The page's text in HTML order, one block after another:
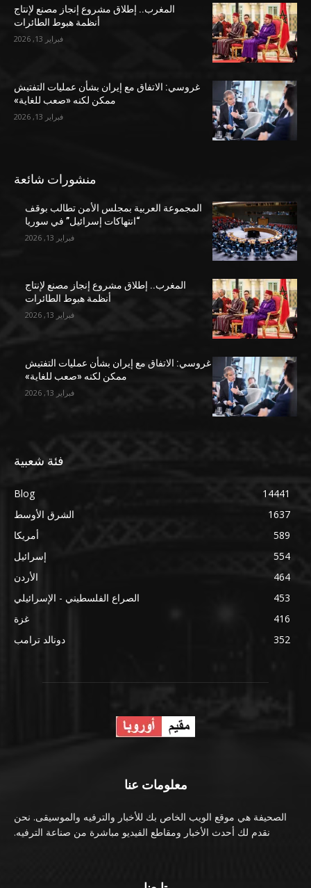
المغرب.. إطلاق مشروع إنجاز مصنع لإنتاج
أنظمة هبوط الطائرات
فبراير 13, 2026
غروسي: الاتفاق مع إيران بشأن عمليات التفتيش
ممكن لكنه «صعب للغاية»
فبراير 13, 2026
منشورات شائعة
المجموعة العربية بمجلس الأمن تطالب بوقف
“انتهاكات إسرائيل” في سوريا
فبراير 13, 2026
المغرب.. إطلاق مشروع إنجاز مصنع لإنتاج
أنظمة هبوط الطائرات
فبراير 13, 2026
غروسي: الاتفاق مع إيران بشأن عمليات التفتيش
ممكن لكنه «صعب للغاية»
فبراير 13, 2026
فئة شعبية
Blog
14441
الشرق الأوسط
1637
أمريكا
589
إسرائيل
554
الأردن
464
الصراع الفلسطيني - الإسرائيلي
453
غزة
416
دونالد ترامب
352
معلومات عنا
الصحيفة هي موقع الويب الخاص بك للأخبار والترفيه والموسيقى. نحن
نقدم لك أحدث الأخبار ومقاطع الفيديو مباشرة من صناعة الترفيه.